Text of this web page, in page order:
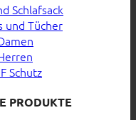
Schlafsack
und Tücher
Schutz
PRODUKTE